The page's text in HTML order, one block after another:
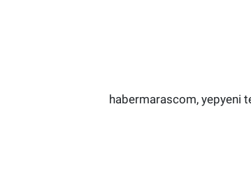
habermarascom, yepyeni